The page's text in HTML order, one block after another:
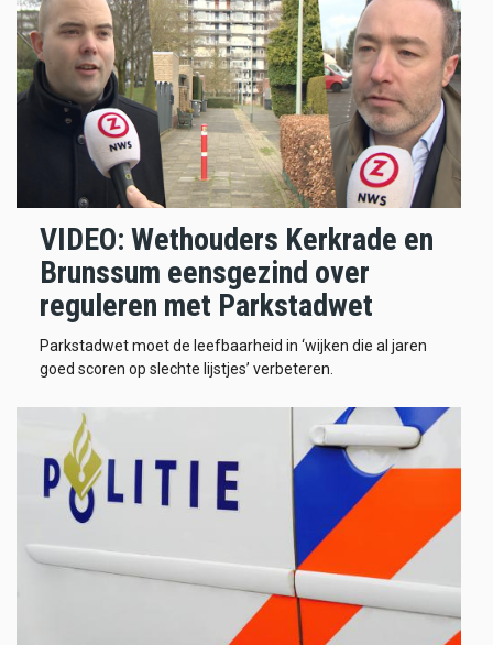
VIDEO: Wethouders Kerkrade en
Brunssum eensgezind over
reguleren met Parkstadwet
Parkstadwet moet de leefbaarheid in ‘wijken die al jaren
goed scoren op slechte lijstjes’ verbeteren.